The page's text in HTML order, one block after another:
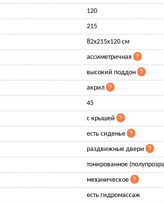
120
215
82x215x120 см
ассиметричная
высокий поддон
акрил
45
с крышей
есть сиденье
раздвижные двери
тонированное
механическое
есть гидромассаж